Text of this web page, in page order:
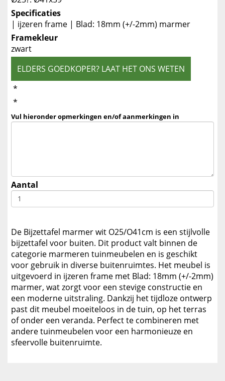
Specificaties
| ijzeren frame | Blad: 18mm (+/-2mm) marmer
Framekleur
zwart
ELDERS GOEDKOPER? LAAT HET ONS WETEN
*
*
Vul hieronder opmerkingen en/of aanmerkingen in
Aantal
De Bijzettafel marmer wit O25/O41cm is een stijlvolle
bijzettafel voor buiten. Dit product valt binnen de
categorie marmeren tuinmeubelen en is geschikt
voor gebruik in diverse buitenruimtes. Het meubel is
uitgevoerd in ijzeren frame met Blad: 18mm (+/-2mm)
marmer, wat zorgt voor een stevige constructie en
een moderne uitstraling. Dankzij het tijdloze ontwerp
past dit meubel moeiteloos in de tuin, op het terras
of onder een veranda. Perfect te combineren met
andere tuinmeubelen voor een harmonieuze en
sfeervolle buitenruimte.